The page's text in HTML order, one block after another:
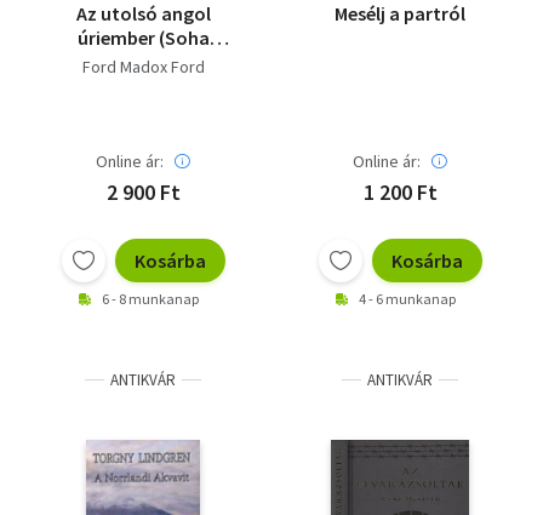
Az utolsó angol
úriember (Soha
többé...)
Ford Madox Ford
Online ár:
2 900 Ft
Kosárba
6 - 8 munkanap
Mesélj a partról
Online ár:
1 200 Ft
Kosárba
4 - 6 munkanap
ANTIKVÁR ANTIKVÁR